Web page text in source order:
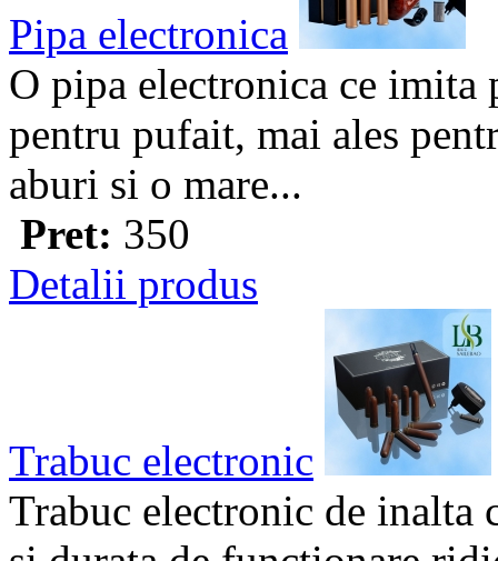
Pipa electronica
O pipa electronica ce imita
pentru pufait, mai ales
aburi si o mare...
Pret: 350
Detalii produs
Trabuc electronic
Trabuc electronic de inalta